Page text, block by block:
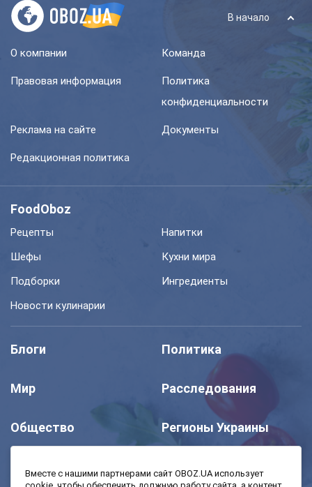
В начало
О компании Команда
Правовая информация
Политика
конфиденциальности
Реклама на сайте Документы
Редакционная политика
FoodOboz
Рецепты
Напитки
Шефы
Кухни мира
Подборки
Ингредиенты
Новости кулинарии
Блоги Политика
Мир Расследования
Общество Регионы Украины
Вместе с нашими партнерами сайт OBOZ.UA использует